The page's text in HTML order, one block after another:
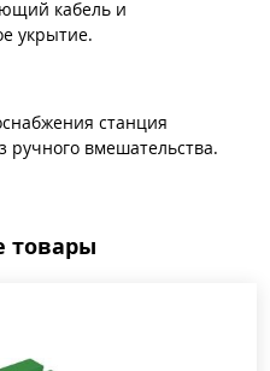
кабель и
укрытие.
станция
ручного вмешательства.
товары